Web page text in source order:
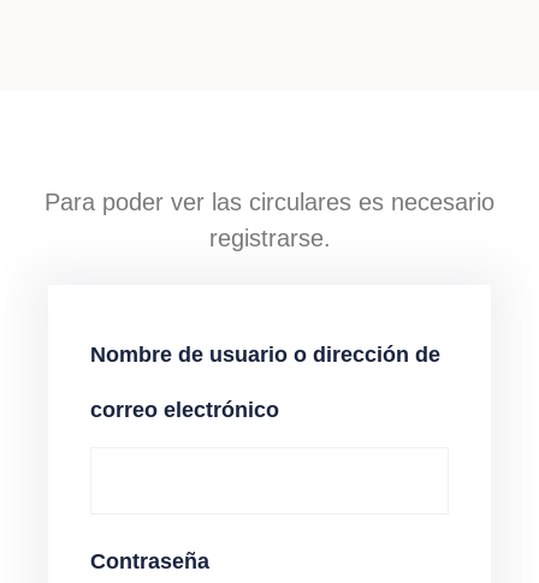
Para poder ver las circulares es necesario
registrarse.
Nombre de usuario o dirección de
correo electrónico
Contraseña